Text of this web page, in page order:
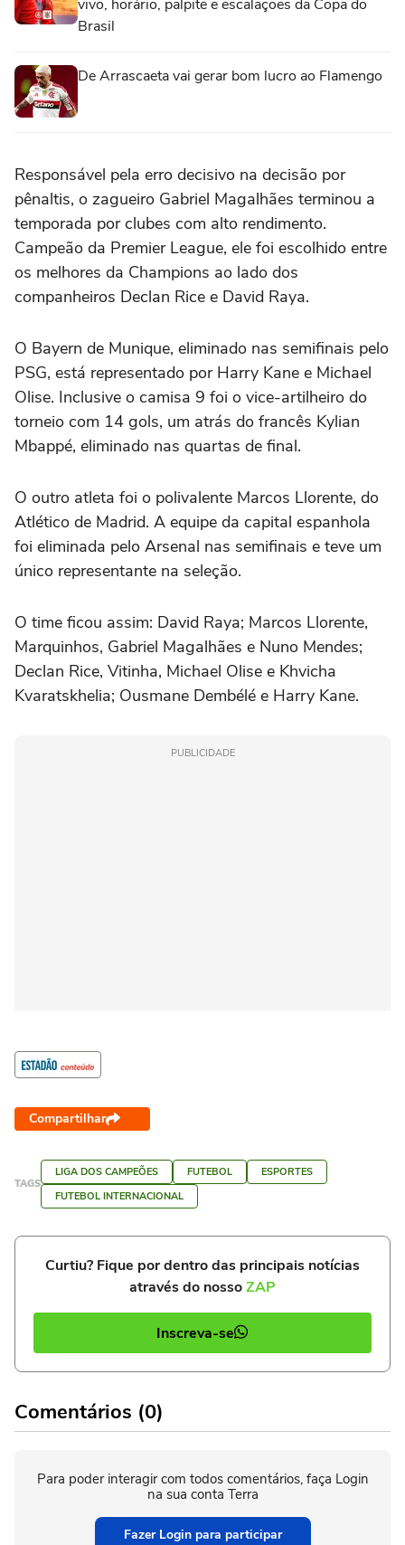
vivo, horário, palpite e escalações da Copa do
Brasil
De Arrascaeta vai gerar bom lucro ao Flamengo
Responsável pela erro decisivo na decisão por
pênaltis, o zagueiro Gabriel Magalhães terminou a
temporada por clubes com alto rendimento.
Campeão da Premier League, ele foi escolhido entre
os melhores da Champions ao lado dos
companheiros Declan Rice e David Raya.
O Bayern de Munique, eliminado nas semifinais pelo
PSG, está representado por Harry Kane e Michael
Olise. Inclusive o camisa 9 foi o vice-artilheiro do
torneio com 14 gols, um atrás do francês Kylian
Mbappé, eliminado nas quartas de final.
O outro atleta foi o polivalente Marcos Llorente, do
Atlético de Madrid. A equipe da capital espanhola
foi eliminada pelo Arsenal nas semifinais e teve um
único representante na seleção.
O time ficou assim: David Raya; Marcos Llorente,
Marquinhos, Gabriel Magalhães e Nuno Mendes;
Declan Rice, Vitinha, Michael Olise e Khvicha
Kvaratskhelia; Ousmane Dembélé e Harry Kane.
PUBLICIDADE
Compartilhar
TAGS
LIGA DOS CAMPEÕES FUTEBOL
ESPORTES
FUTEBOL INTERNACIONAL
Curtiu? Fique por dentro das principais notícias
através do nossoZAP
Inscreva-se
Comentários (0)
Para poder interagir com todos comentários, faça Login
na sua conta Terra
Fazer Login para participar